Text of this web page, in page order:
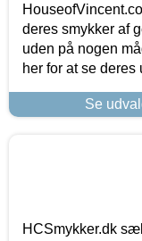
deres smykker af
uden på nogen
her for at se deres
Se
HCSmykker.dk